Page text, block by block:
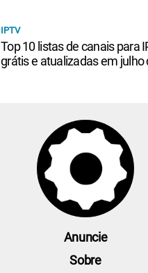
IPTV
Top 10 listas de canais para
grátis e atualizadas em julho
Anuncie
Sobre